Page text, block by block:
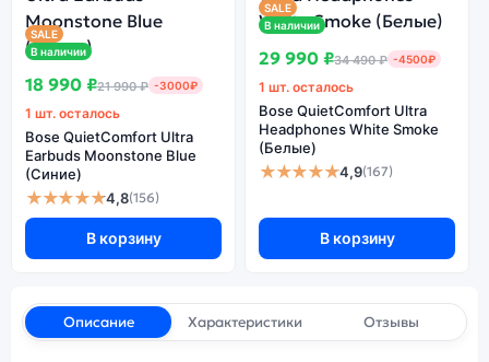
SALE
В наличии
18 990 ₽21 990 ₽ -3000₽
1 шт. осталось
Bose QuietComfort Ultra
Earbuds Moonstone Blue
(Синие)
★★★★★4,8(156)
В корзину
SALE
В наличии
29 990 ₽34 490 ₽ -4500₽
1 шт. осталось
Bose QuietComfort Ultra
Headphones White Smoke
(Белые)
★★★★★4,9(167)
В корзину
Описание Характеристики Отзывы